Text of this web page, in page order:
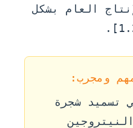
العام بشكل
ومجرب:
تسميد شجرة